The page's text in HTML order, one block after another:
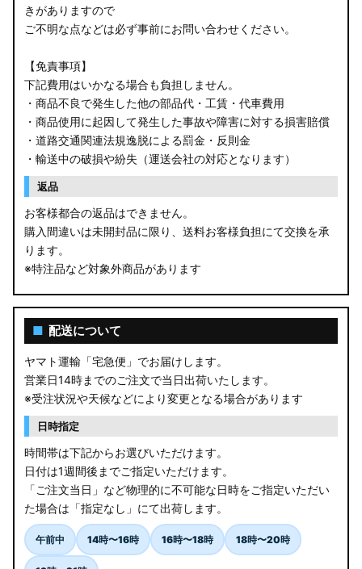
きがありますので
ご不明な点などは必ず事前にお問い合わせください。
【免責事項】
下記費用はいかなる場合も負担しません。
・商品不良で発生した他の部品代・工賃・代車費用
・商品使用に起因して発生した事故や障害に対する損害賠償
・道路交通関連法規逸脱による罰金・反則金
・輸送中の破損や紛失（運送会社の対応となります）
返品
お客様都合の返品はできません。
購入間違いは未開封品に限り、送料お客様負担にて交換を承
ります。
※特注品など対象外商品があります
■ 配送について
ヤマト運輸「宅急便」でお届けします。
営業日14時までのご注文で当日出荷いたします。
※受注状況や天候などにより変更となる場合があります
日時指定
時間帯は下記からお選びいただけます。
日付は1週間後までご指定いただけます。
「ご注文当日」など物理的に不可能な日時をご指定いただい
た場合は「指定なし」にて出荷します。
午前中 14時〜16時 16時〜18時 18時〜20時